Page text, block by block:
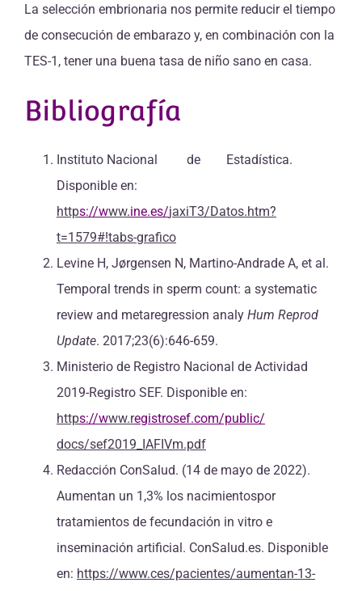
La selección embrionaria nos permite reducir el tiempo
de consecución de embarazo y, en combinación con la
TES-1, tener una buena tasa de niño sano en casa.
Bibliografía
Instituto Nacional de Estadística.
Disponible en:
https://www.ine.es/jaxiT3/Datos.htm?
t=1579#!tabs-grafico
Levine H, Jørgensen N, Martino-Andrade A, et al.
Temporal trends in sperm count: a systematic
review and metaregression analy Hum Reprod
Update. 2017;23(6):646-659.
Ministerio de Registro Nacional de Actividad
2019-Registro SEF. Disponible en:
https://www.registrosef.com/public/
docs/sef2019_IAFIVm.pdf
Redacción ConSalud. (14 de mayo de 2022).
Aumentan un 1,3% los nacimientospor
tratamientos de fecundación in vitro e
inseminación artificial. ConSalud.es. Disponible
en: https://www.ces/pacientes/aumentan-13-